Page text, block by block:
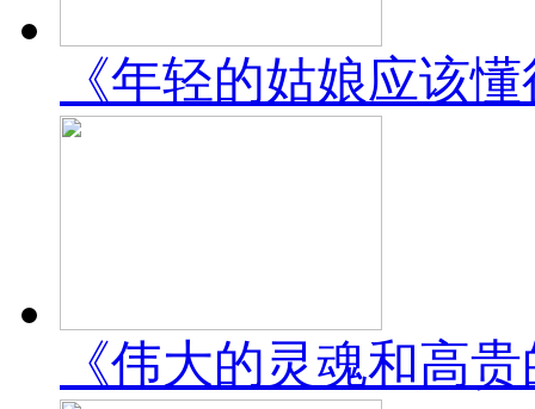
《年轻的姑娘应该
《伟大的灵魂和高